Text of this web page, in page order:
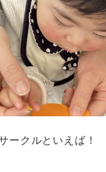
ークルといえば！